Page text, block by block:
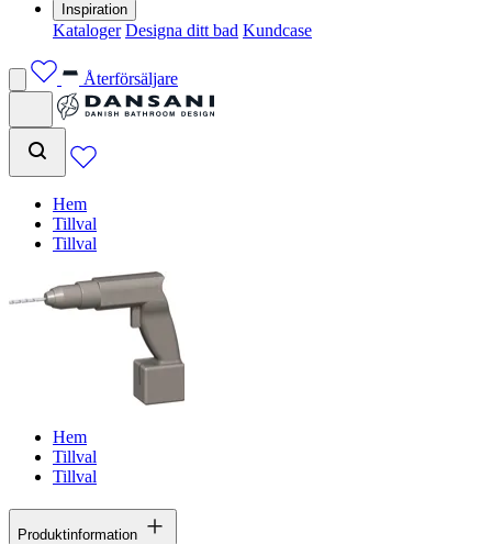
Inspiration
Kataloger Designa ditt bad Kundcase
Återförsäljare
Hem
Tillval
Tillval
Hem
Tillval
Tillval
Produktinformation